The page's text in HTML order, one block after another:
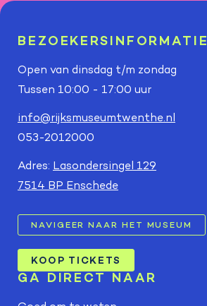
BEZOEKERSINFORMATIE
Open van dinsdag t/m zondag
Tussen 10:00 - 17:00 uur
info@rijksmuseumtwenthe.nl
053-2012000
Adres: Lasondersingel 129
7514 BP Enschede
NAVIGEER NAAR HET MUSEUM
KOOP TICKETS
GA DIRECT NAAR